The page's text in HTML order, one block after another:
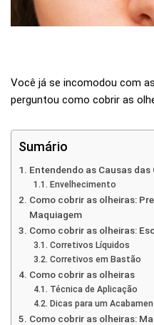
Você já se incomodou com
perguntou como cobrir as
Sumário
Entendendo as Causas das
Envelhecimento
Como cobrir as olheiras:
Maquiagem
Como cobrir as olheiras:
Corretivos Líquidos
Corretivos em Bastão
Como cobrir as olheiras
Técnica de Aplicação
Dicas para um
Como cobrir as olheiras: